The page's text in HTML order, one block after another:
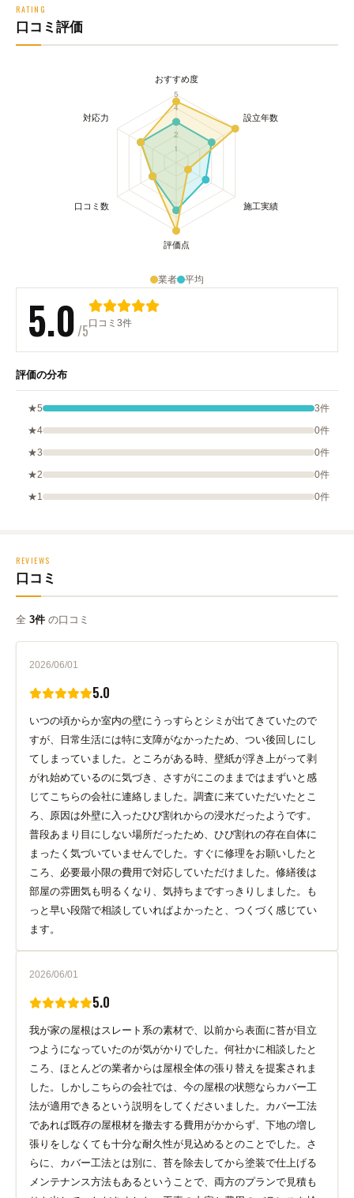
RATING
口コミ評価
業者 平均
5.0/5口コミ3件
評価の分布
★5
3件
★4
0件
★3
0件
★2
0件
★1
0件
REVIEWS
口コミ
全 3件 の口コミ
2026/06/01
5.0
いつの頃からか室内の壁にうっすらとシミが出てきていたので
すが、日常生活には特に支障がなかったため、つい後回しにし
てしまっていました。ところがある時、壁紙が浮き上がって剥
がれ始めているのに気づき、さすがにこのままではまずいと感
じてこちらの会社に連絡しました。調査に来ていただいたとこ
ろ、原因は外壁に入ったひび割れからの浸水だったようです。
普段あまり目にしない場所だったため、ひび割れの存在自体に
まったく気づいていませんでした。すぐに修理をお願いしたと
ころ、必要最小限の費用で対応していただけました。修繕後は
部屋の雰囲気も明るくなり、気持ちまですっきりしました。も
っと早い段階で相談していればよかったと、つくづく感じてい
ます。
2026/06/01
5.0
我が家の屋根はスレート系の素材で、以前から表面に苔が目立
つようになっていたのが気がかりでした。何社かに相談したと
ころ、ほとんどの業者からは屋根全体の張り替えを提案されま
した。しかしこちらの会社では、今の屋根の状態ならカバー工
法が適用できるという説明をしてくださいました。カバー工法
であれば既存の屋根材を撤去する費用がかからず、下地の増し
張りをしなくても十分な耐久性が見込めるとのことでした。さ
らに、カバー工法とは別に、苔を除去してから塗装で仕上げる
メンテナンス方法もあるということで、両方のプランで見積も